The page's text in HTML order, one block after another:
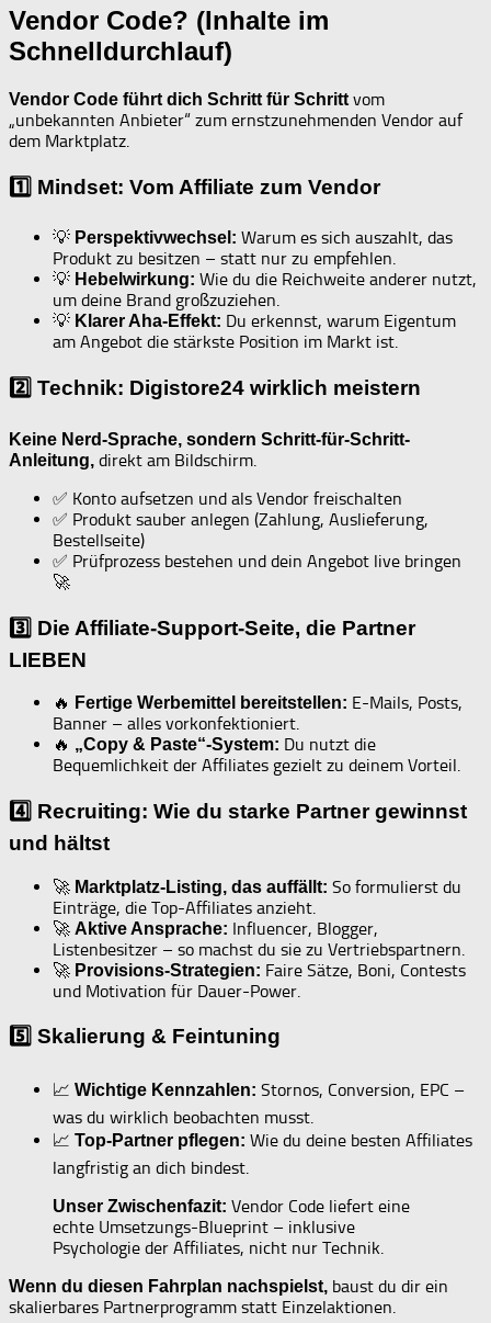
Vendor Code? (Inhalte im
Schnelldurchlauf)
Vendor Code führt dich Schritt für Schrittvom
„unbekannten Anbieter“ zum ernstzunehmenden Vendor auf
dem Marktplatz.
1️⃣ Mindset: Vom Affiliate zum Vendor
💡 Perspektivwechsel: Warum es sich auszahlt, das
Produkt zu besitzen – statt nur zu empfehlen.
💡 Hebelwirkung: Wie du die Reichweite anderer nutzt,
um deine Brand großzuziehen.
💡 Klarer Aha-Effekt: Du erkennst, warum Eigentum
am Angebot die stärkste Position im Markt ist.
2️⃣ Technik: Digistore24 wirklich meistern
Keine Nerd-Sprache, sondern Schritt-für-Schritt-
Anleitung, direkt am Bildschirm.
✅ Konto aufsetzen und als Vendor freischalten
✅ Produkt sauber anlegen (Zahlung, Auslieferung,
Bestellseite)
✅ Prüfprozess bestehen und dein Angebot live bringen
🚀
3️⃣ Die Affiliate-Support-Seite, die Partner
LIEBEN
🔥 Fertige Werbemittel bereitstellen: E-Mails, Posts,
Banner – alles vorkonfektioniert.
🔥 „Copy & Paste“-System: Du nutzt die
Bequemlichkeit der Affiliates gezielt zu deinem Vorteil.
4️⃣ Recruiting: Wie du starke Partner gewinnst
und hältst
🚀 Marktplatz-Listing, das auffällt: So formulierst du
Einträge, die Top-Affiliates anzieht.
🚀 Aktive Ansprache: Influencer, Blogger,
Listenbesitzer – so machst du sie zu Vertriebspartnern.
🚀 Provisions-Strategien: Faire Sätze, Boni, Contests
und Motivation für Dauer-Power.
5️⃣ Skalierung & Feintuning
📈 Wichtige Kennzahlen: Stornos, Conversion, EPC –
was du wirklich beobachten musst.
📈 Top-Partner pflegen: Wie du deine besten Affiliates
langfristig an dich bindest.
Unser Zwischenfazit: Vendor Code liefert eine
echte Umsetzungs-Blueprint – inklusive
Psychologie der Affiliates, nicht nur Technik.
Wenn du diesen Fahrplan nachspielst, baust du dir ein
skalierbares Partnerprogramm statt Einzelaktionen.